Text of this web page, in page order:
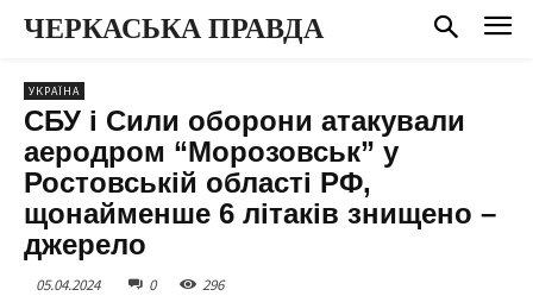
ЧЕРКАСЬКА ПРАВДА
УКРАЇНА
СБУ і Сили оборони атакували
аеродром “Морозовськ” у
Ростовській області РФ,
щонайменше 6 літаків знищено –
джерело
05.04.2024 0 296